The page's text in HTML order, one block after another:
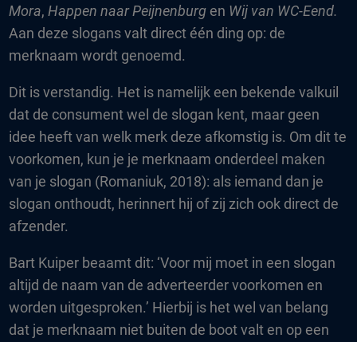
Mora,Happen naar Peijnenburg en Wij van WC-Eend.
Aan deze slogans valt direct één ding op: de
merknaam wordt genoemd.
Dit is verstandig. Het is namelijk een bekende valkuil
dat de consument wel de slogan kent, maar geen
idee heeft van welk merk deze afkomstig is. Om dit te
voorkomen, kun je je merknaam onderdeel maken
van je slogan (Romaniuk, 2018): als iemand dan je
slogan onthoudt, herinnert hij of zij zich ook direct de
afzender.
Bart Kuiper beaamt dit: ‘Voor mij moet in een slogan
altijd de naam van de adverteerder voorkomen en
worden uitgesproken.’ Hierbij is het wel van belang
dat je merknaam niet buiten de boot valt en op een